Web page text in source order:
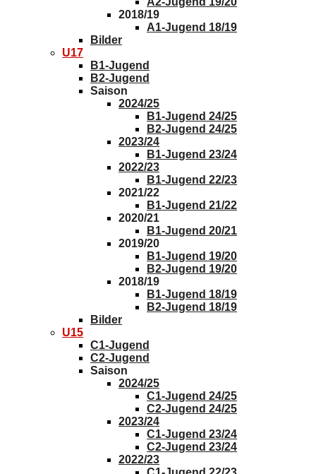
2018/19
A1-Jugend 18/19
Bilder
U17
B1-Jugend
B2-Jugend
Saison
2024/25
B1-Jugend 24/25
B2-Jugend 24/25
2023/24
B1-Jugend 23/24
2022/23
B1-Jugend 22/23
2021/22
B1-Jugend 21/22
2020/21
B1-Jugend 20/21
2019/20
B1-Jugend 19/20
B2-Jugend 19/20
2018/19
B1-Jugend 18/19
B2-Jugend 18/19
Bilder
U15
C1-Jugend
C2-Jugend
Saison
2024/25
C1-Jugend 24/25
C2-Jugend 24/25
2023/24
C1-Jugend 23/24
C2-Jugend 23/24
2022/23